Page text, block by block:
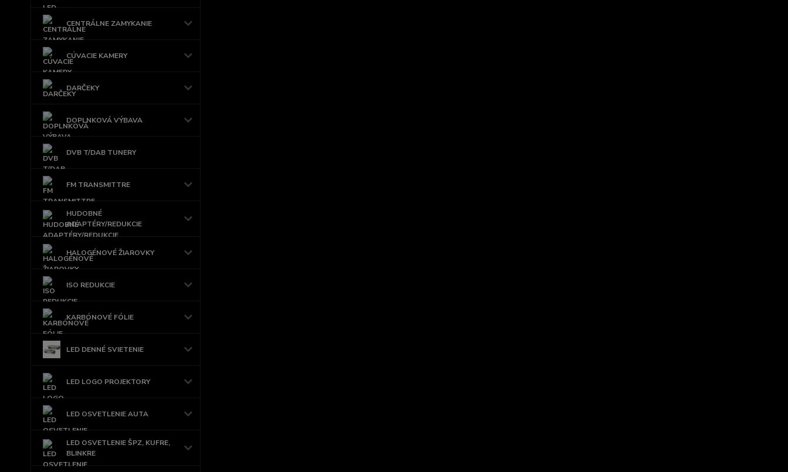
CENTRÁLNE ZAMYKANIE
CÚVACIE KAMERY
DARČEKY
DOPLNKOVÁ VÝBAVA
DVB T/DAB TUNERY
FM TRANSMITTRE
HUDOBNÉ
ADAPTÉRY/REDUKCIE
HALOGÉNOVÉ ŽIAROVKY
ISO REDUKCIE
KARBÓNOVÉ FÓLIE
LED DENNÉ SVIETENIE
LED LOGO PROJEKTORY
LED OSVETLENIE AUTA
LED OSVETLENIE ŠPZ, KUFRE,
BLINKRE